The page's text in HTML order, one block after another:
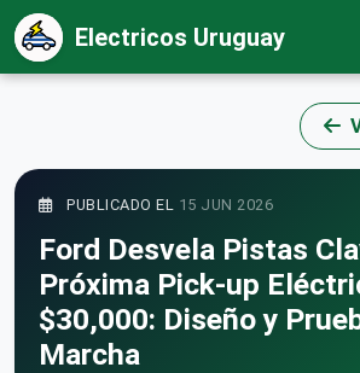
Electricos Uruguay
PUBLICADO EL 15 JUN 2026
Ford Desvela Pistas
Próxima Pick-up
$30,000: Diseño y
Marcha